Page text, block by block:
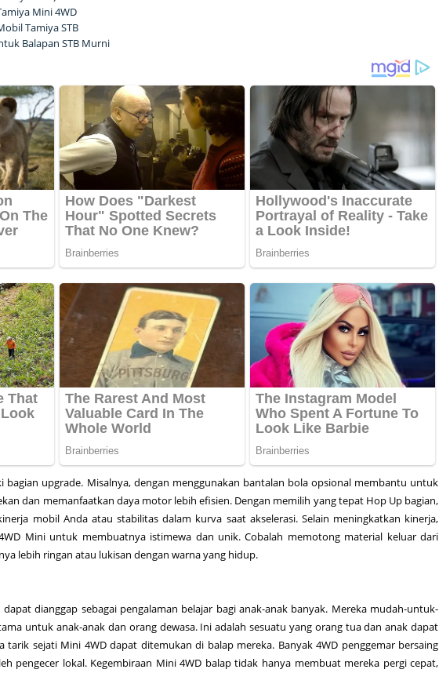
Mini 4WD
Tamiya STB
Balapan STB Murni
bagian upgrade. Misalnya, dengan menggunakan bantalan bola opsional membantu untuk
dan memanfaatkan daya motor lebih efisien. Dengan memilih yang tepat Hop Up bagian,
mobil Anda atau stabilitas dalam kurva saat akselerasi. Selain meningkatkan kinerja,
Mini untuk membuatnya istimewa dan unik. Cobalah memotong material keluar dari
lebih ringan atau lukisan dengan warna yang hidup.
dapat dianggap sebagai pengalaman belajar bagi anak-anak banyak. Mereka mudah-untuk-
untuk anak-anak dan orang dewasa. Ini adalah sesuatu yang orang tua dan anak dapat
tarik sejati Mini 4WD dapat ditemukan di balap mereka. Banyak 4WD penggemar bersaing
pengecer lokal. Kegembiraan Mini 4WD balap tidak hanya membuat mereka pergi cepat,